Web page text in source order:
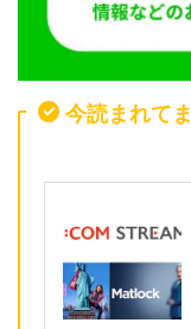
今読まれて